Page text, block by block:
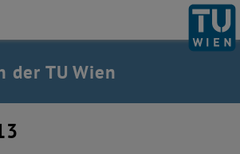
TU Wien Startseite auflisten
der TU Wien